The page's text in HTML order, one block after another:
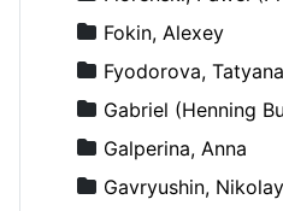
Fokin, Alexey
Fyodorova, Tatyana
Gabriel (Henning
Galperina, Anna
Gavryushin, Nikolay